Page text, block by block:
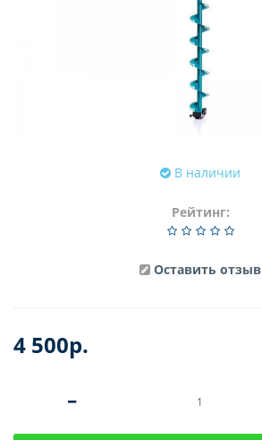
В наличии
Рейтинг:
Оставить отзыв
4 500р.